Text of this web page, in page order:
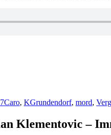
Caro, KGrundendorf, mord,
Klementovic –